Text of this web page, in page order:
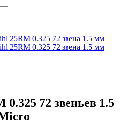
72 звеньев 1.5